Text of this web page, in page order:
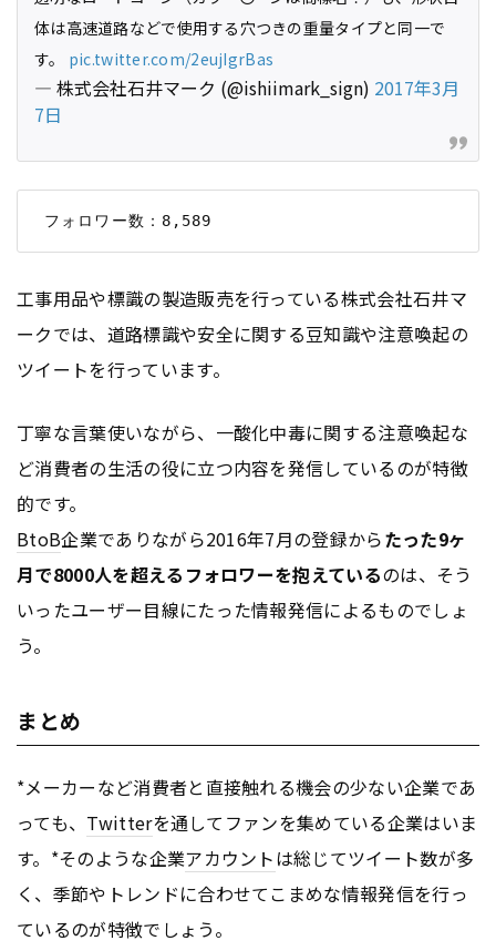
体は高速道路などで使用する穴つきの重量タイプと同一で
す。 pic.twitter.com/2eujIgrBas
— 株式会社石井マーク (@ishiimark_sign) 2017年3月
7日
工事用品や標識の製造販売を行っている株式会社石井マ
ークでは、道路標識や安全に関する豆知識や注意喚起の
ツイートを行っています。
丁寧な言葉使いながら、一酸化中毒に関する注意喚起な
ど消費者の生活の役に立つ内容を発信しているのが特徴
的です。
BtoB企業でありながら2016年7月の登録からたった9ヶ
月で8000人を超えるフォロワーを抱えているのは、そう
いったユーザー目線にたった情報発信によるものでしょ
う。
まとめ
*メーカーなど消費者と直接触れる機会の少ない企業であ
っても、 Twitterを通してファンを集めている企業はいま
す。*そのような企業アカウントは総じてツイート数が多
く、季節やトレンドに合わせてこまめな情報発信を行っ
ているのが特徴でしょう。